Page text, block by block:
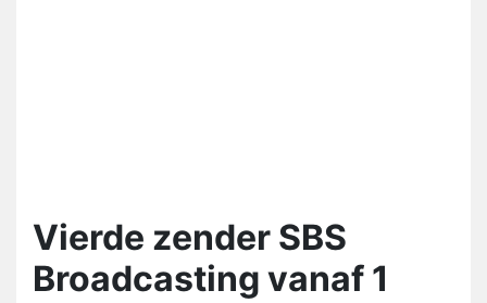
Vierde zender SBS
Broadcasting vanaf 1